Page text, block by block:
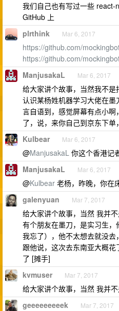
我们自己也有写过一些
GitHub 上
plrthink Mar 6, 2017
https://github.com/
https://github.com/
ManjusakaL Mar 6, 2017
给大家讲个故事，当然我不是
认识某杨姓机器学习大佬在
言自语到，感觉屏幕有点小
了，说，来你自己到京东下单
Kulbear Mar 6, 2017
@ManjusakaL 你这个香港记
ManjusakaL Mar 6, 2017
@Kulbear 老杨，昨晚，你在
galenyuan Mar 7, 2017
给大家讲个故事，当然 我并不
有个朋友在墨刀，是实习生
我忘了），他不太想去就没
跟他说，这次去东南亚大概
了 [摊手]
kvmuser Mar 7, 2017
给大家讲个故事，当然 我并
geeeeeeeeek Mar 7, 2017